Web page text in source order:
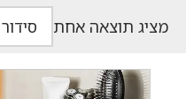
מציג תוצאה אחת